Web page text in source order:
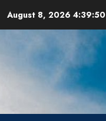
August 8, 2026 4:39:51